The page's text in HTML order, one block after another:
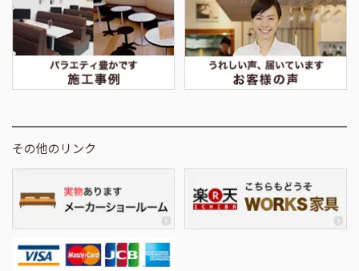
その他のリンク